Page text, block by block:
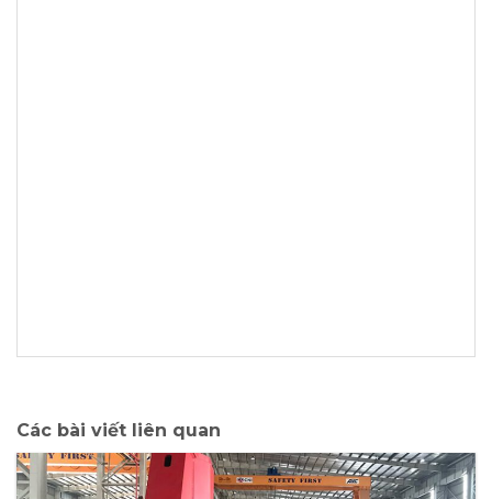
Các bài viết liên quan